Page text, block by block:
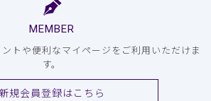
MEMBER
トや便利なマイページをご利用いただけま
す。
新規会員登録はこちら